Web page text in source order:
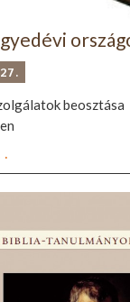
beosztása